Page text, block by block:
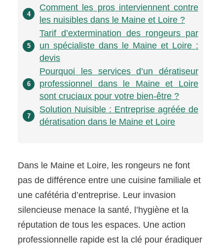
4
Comment les pros interviennent contre
les nuisibles dans le Maine et Loire ?
5
Tarif d’extermination des rongeurs par
un spécialiste dans le Maine et Loire :
devis
6
Pourquoi les services d’un dératiseur
professionnel dans le Maine et Loire
sont cruciaux pour votre bien-être ?
7
Solution Nuisible : Entreprise agréée de
dératisation dans le Maine et Loire
Dans le Maine et Loire, les rongeurs ne font
pas de différence entre une cuisine familiale et
une cafétéria d’entreprise. Leur invasion
silencieuse menace la santé, l’hygiène et la
réputation de tous les espaces. Une action
professionnelle rapide est la clé pour éradiquer